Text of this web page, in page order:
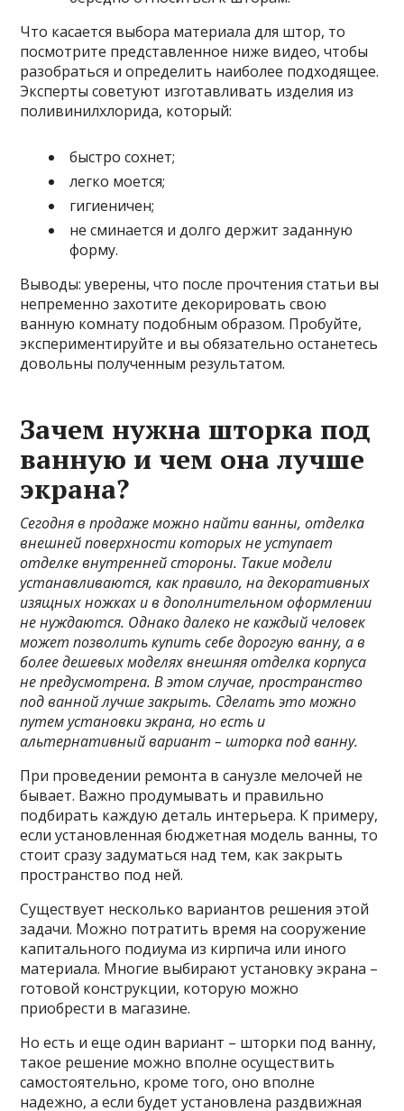
Что касается выбора материала для штор, то
посмотрите представленное ниже видео, чтобы
разобраться и определить наиболее подходящее.
Эксперты советуют изготавливать изделия из
поливинилхлорида, который:
быстро сохнет;
легко моется;
гигиеничен;
не сминается и долго держит заданную
форму.
Выводы: уверены, что после прочтения статьи вы
непременно захотите декорировать свою
ванную комнату подобным образом. Пробуйте,
экспериментируйте и вы обязательно останетесь
довольны полученным результатом.
Зачем нужна шторка под
ванную и чем она лучше
экрана?
Сегодня в продаже можно найти ванны, отделка
внешней поверхности которых не уступает
отделке внутренней стороны. Такие модели
устанавливаются, как правило, на декоративных
изящных ножках и в дополнительном оформлении
не нуждаются. Однако далеко не каждый человек
может позволить купить себе дорогую ванну, а в
более дешевых моделях внешняя отделка корпуса
не предусмотрена. В этом случае, пространство
под ванной лучше закрыть. Сделать это можно
путем установки экрана, но есть и
альтернативный вариант – шторка под ванну.
При проведении ремонта в санузле мелочей не
бывает. Важно продумывать и правильно
подбирать каждую деталь интерьера. К примеру,
если установленная бюджетная модель ванны, то
стоит сразу задуматься над тем, как закрыть
пространство под ней.
Существует несколько вариантов решения этой
задачи. Можно потратить время на сооружение
капитального подиума из кирпича или иного
материала. Многие выбирают установку экрана –
готовой конструкции, которую можно
приобрести в магазине.
Но есть и еще один вариант – шторки под ванну,
такое решение можно вполне осуществить
самостоятельно, кроме того, оно вполне
надежно, а если будет установлена раздвижная